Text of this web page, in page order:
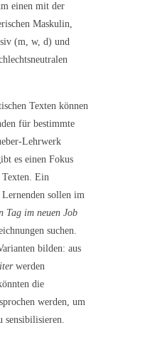
einen mit der
Maskulin,
(m, w, d) und
Texten können
für bestimmte
Lehrwerk
es einen Fokus
Texten. Ein
sollen im
Tag im neuen Job
suchen.
bilden: aus
werden
die
werden, um
sensibilisieren.